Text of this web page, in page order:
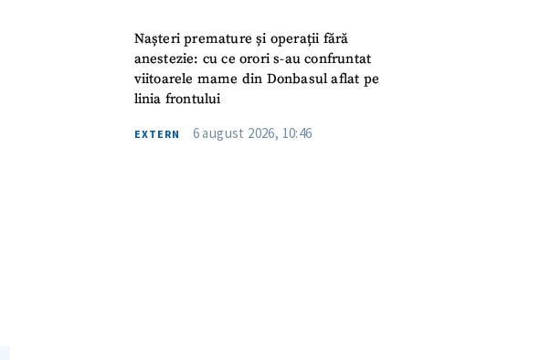
Nașteri premature și operații fără
anestezie: cu ce orori s-au confruntat
viitoarele mame din Donbasul aflat pe
linia frontului
EXTERN 6 august 2026, 10:46
Am citit și sunt de acord cu politica de
TRIMITE ȘTIREA